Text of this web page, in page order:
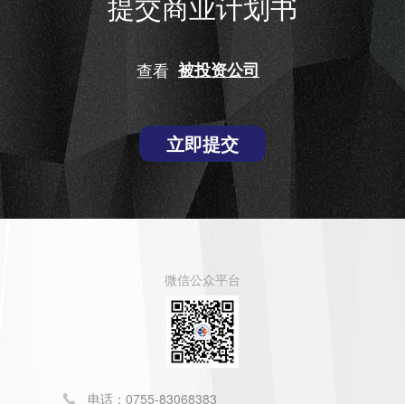
查看 被投资公司
立即提交
微信公众平台
电话：0755-83068383